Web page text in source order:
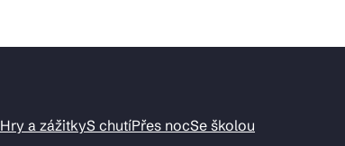
Hry a zážitkyS chutíPřes nocSe školou